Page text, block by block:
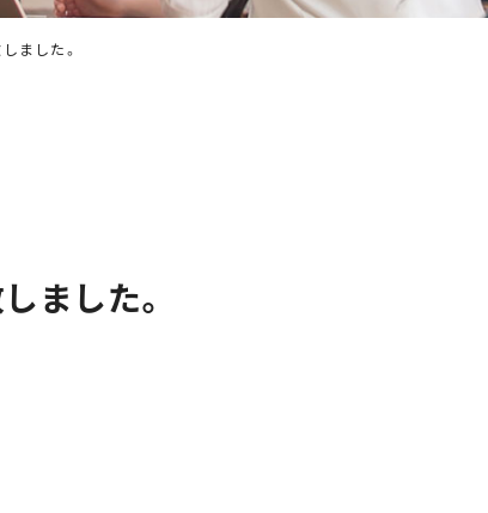
ました。
ました。